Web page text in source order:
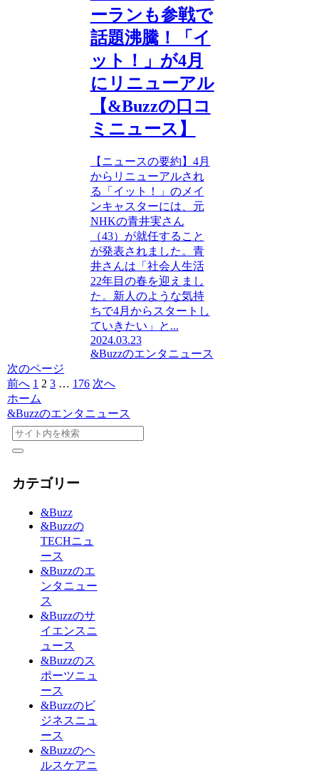
ーランも参戦で
話題沸騰！「イ
ット！」が4月
にリニューアル
【&Buzzの口コ
ミニュース】
【ニュースの要約】4月
からリニューアルされ
る「イット！」のメイ
ンキャスターには、元
NHKの青井実さん
（43）が就任すること
が発表されました。青
井さんは「社会人生活
22年目の春を迎えまし
た。新人のような気持
ちで4月からスタートし
ていきたい」と...
2024.03.23
&Buzzのエンタニュース
次のページ
前へ 1 2 3 … 176 次へ
ホーム
&Buzzのエンタニュース
カテゴリー
&Buzz
&Buzzの
TECHニュ
ース
&Buzzのエ
ンタニュー
ス
&Buzzのサ
イエンスニ
ュース
&Buzzのス
ポーツニュ
ース
&Buzzのビ
ジネスニュ
ース
&Buzzのヘ
ルスケアニ